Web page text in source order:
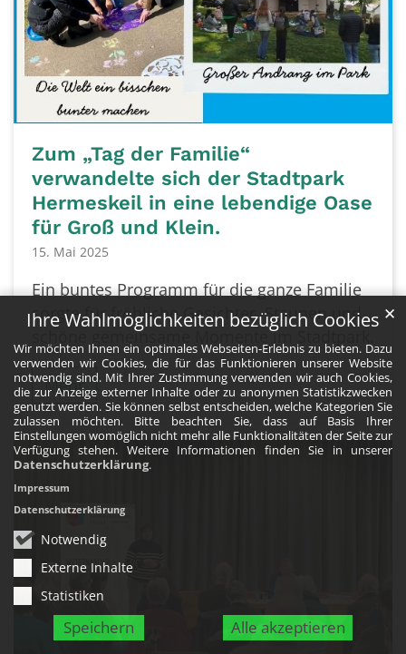
Ihre Wahlmöglichkeiten bezüglich Cookies
Wir möchten Ihnen ein optimales Webseiten-Erlebnis zu bieten. Dazu
verwenden wir Cookies, die für das Funktionieren unserer Website
notwendig sind. Mit Ihrer Zustimmung verwenden wir auch Cookies,
die zur Anzeige externer Inhalte oder zu anonymen Statistikzwecken
genutzt werden. Sie können selbst entscheiden, welche Kategorien Sie
zulassen möchten. Bitte beachten Sie, dass auf Basis Ihrer
Einstellungen womöglich nicht mehr alle Funktionalitäten der Seite zur
Verfügung stehen. Weitere Informationen finden Sie in unserer
Datenschutzerklärung.
Notwendig
Externe Inhalte
Statistiken
Speichern Alle akzeptieren
✕
Impressum
Datenschutzerklärung
Zum „Tag der Familie“
verwandelte sich der Stadtpark
Hermeskeil in eine lebendige Oase
für Groß und Klein.
15. Mai 2025
Ein buntes Programm für die ganze Familie
sorgte für fröhliche Gesichter, Staunen und
schöne gemeinsame Momente im Stadtpark.
Mehr